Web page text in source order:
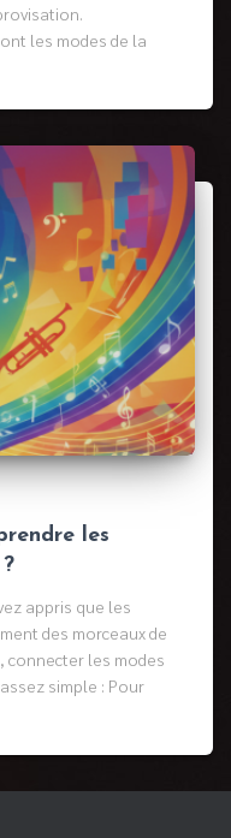
les modes de la
les
appris que les
des morceaux de
connecter les modes
simple : Pour